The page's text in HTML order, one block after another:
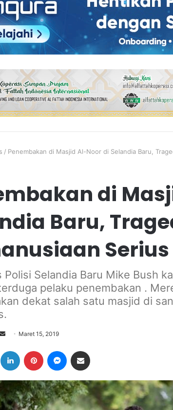
/ Penembakan di Masjid Al-Noor di Selandia Baru,
di
Baru,
Serius
Polisi Selandia Baru Mike Bush
pelaku penembakan .
dekat salah satu masjid di
Send
email
Maret 15, 2019
Twitter LinkedIn Pinterest Messenger